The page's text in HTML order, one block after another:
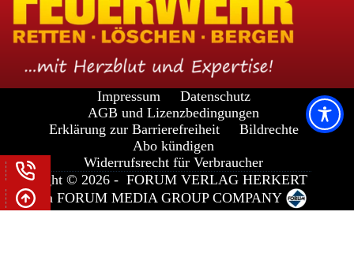
Impressum
Datenschutz
AGB und Lizenzbedingungen
Erklärung zur Barrierefreiheit
Bildrechte
Abo kündigen
Widerrufsrecht für Verbraucher
Copyright © 2026 - FORUM VERLAG HERKERT
GMBH
aFORUM MEDIA GROUPCOMPANY